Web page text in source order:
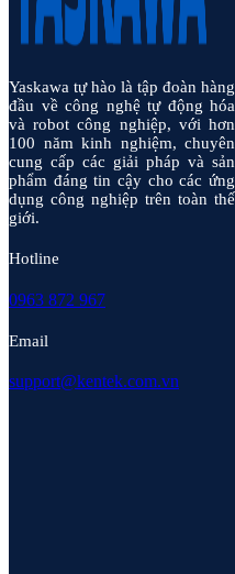
Yaskawa tự hào là tập đoàn hàng
đầu về công nghệ tự động hóa
và robot công nghiệp, với hơn
100 năm kinh nghiệm, chuyên
cung cấp các giải pháp và sản
phẩm đáng tin cậy cho các ứng
dụng công nghiệp trên toàn thế
giới.
Hotline
0963 872 967
Email
support@kentek.com.vn